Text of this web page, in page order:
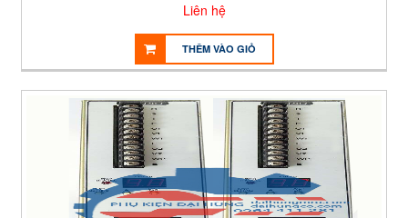
Liên hệ
THÊM VÀO GIỎ